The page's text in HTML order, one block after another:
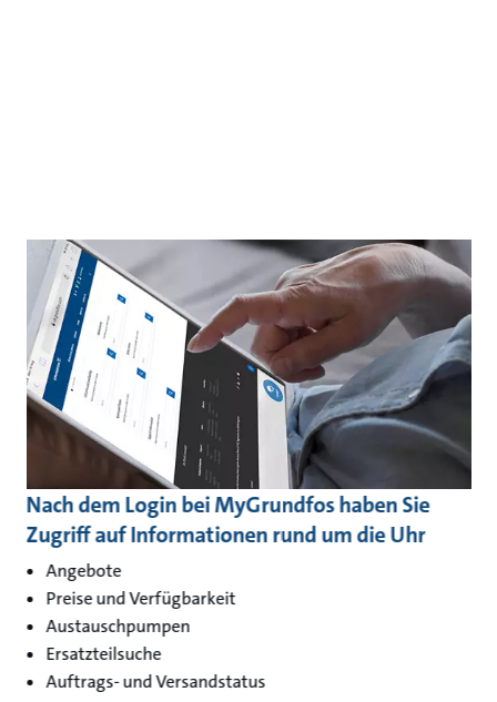
Nach dem Login bei MyGrundfos haben Sie
Zugriff auf Informationen rund um die Uhr
Angebote
Preise und Verfügbarkeit
Austauschpumpen
Ersatzteilsuche
Auftrags- und Versandstatus